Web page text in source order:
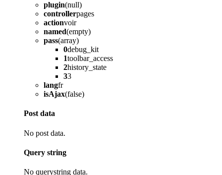
plugin(null)
controllerpages
actionvoir
named(empty)
pass(array)
0debug_kit
1toolbar_access
2history_state
33
langfr
isAjax(false)
Post data
No post data.
Query string
No querystring data.